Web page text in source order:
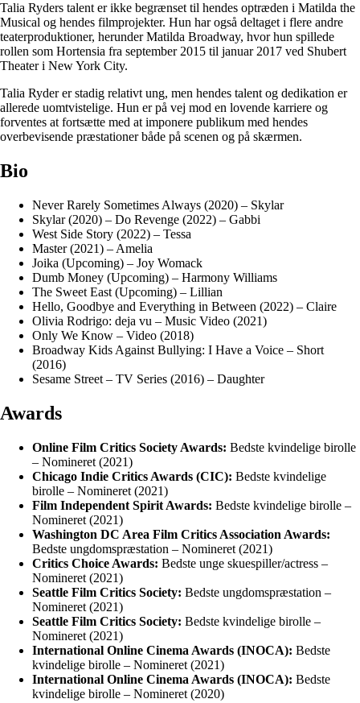
Talia Ryders talent er ikke begrænset til hendes optræden i Matilda the
Musical og hendes filmprojekter. Hun har også deltaget i flere andre
teaterproduktioner, herunder Matilda Broadway, hvor hun spillede
rollen som Hortensia fra september 2015 til januar 2017 ved Shubert
Theater i New York City.
Talia Ryder er stadig relativt ung, men hendes talent og dedikation er
allerede uomtvistelige. Hun er på vej mod en lovende karriere og
forventes at fortsætte med at imponere publikum med hendes
overbevisende præstationer både på scenen og på skærmen.
Bio
Never Rarely Sometimes Always (2020) – Skylar
Skylar (2020) – Do Revenge (2022) – Gabbi
West Side Story (2022) – Tessa
Master (2021) – Amelia
Joika (Upcoming) – Joy Womack
Dumb Money (Upcoming) – Harmony Williams
The Sweet East (Upcoming) – Lillian
Hello, Goodbye and Everything in Between (2022) – Claire
Olivia Rodrigo: deja vu – Music Video (2021)
Only We Know – Video (2018)
Broadway Kids Against Bullying: I Have a Voice – Short
(2016)
Sesame Street – TV Series (2016) – Daughter
Awards
Online Film Critics Society Awards: Bedste kvindelige birolle
– Nomineret (2021)
Chicago Indie Critics Awards (CIC): Bedste kvindelige
birolle – Nomineret (2021)
Film Independent Spirit Awards: Bedste kvindelige birolle –
Nomineret (2021)
Washington DC Area Film Critics Association Awards:
Bedste ungdomspræstation – Nomineret (2021)
Critics Choice Awards: Bedste unge skuespiller/actress –
Nomineret (2021)
Seattle Film Critics Society: Bedste ungdomspræstation –
Nomineret (2021)
Seattle Film Critics Society: Bedste kvindelige birolle –
Nomineret (2021)
International Online Cinema Awards (INOCA): Bedste
kvindelige birolle – Nomineret (2021)
International Online Cinema Awards (INOCA): Bedste
kvindelige birolle – Nomineret (2020)